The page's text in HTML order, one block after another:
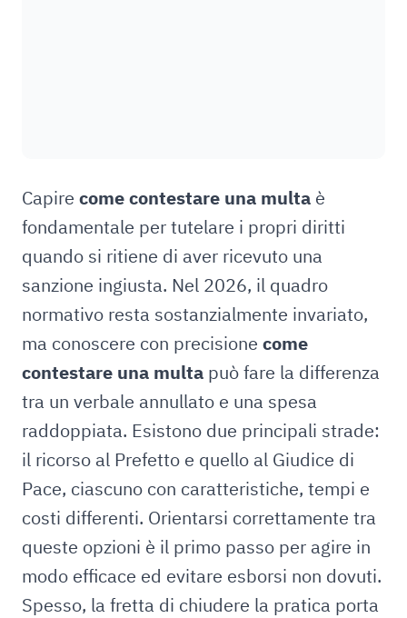
Capire come contestare una multa è
fondamentale per tutelare i propri diritti
quando si ritiene di aver ricevuto una
sanzione ingiusta. Nel 2026, il quadro
normativo resta sostanzialmente invariato,
ma conoscere con precisione come
contestare una multa può fare la differenza
tra un verbale annullato e una spesa
raddoppiata. Esistono due principali strade:
il ricorso al Prefetto e quello al Giudice di
Pace, ciascuno con caratteristiche, tempi e
costi differenti. Orientarsi correttamente tra
queste opzioni è il primo passo per agire in
modo efficace ed evitare esborsi non dovuti.
Spesso, la fretta di chiudere la pratica porta